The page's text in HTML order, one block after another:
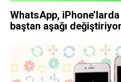
WhatsApp,
baştan aşağı değiştiriyor